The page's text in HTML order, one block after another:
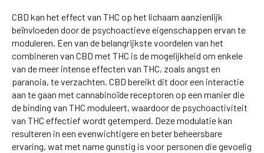
CBD kan het effect van THC op het lichaam aanzienlijk
beïnvloeden door de psychoactieve eigenschappen ervan te
moduleren. Een van de belangrijkste voordelen van het
combineren van CBD met THC is de mogelijkheid om enkele
van de meer intense effecten van THC, zoals angst en
paranoia, te verzachten. CBD bereikt dit door een interactie
aan te gaan met cannabinoïde receptoren op een manier die
de binding van THC moduleert, waardoor de psychoactiviteit
van THC effectief wordt getemperd. Deze modulatie kan
resulteren in een evenwichtigere en beter beheersbare
ervaring, wat met name gunstig is voor personen die gevoelig